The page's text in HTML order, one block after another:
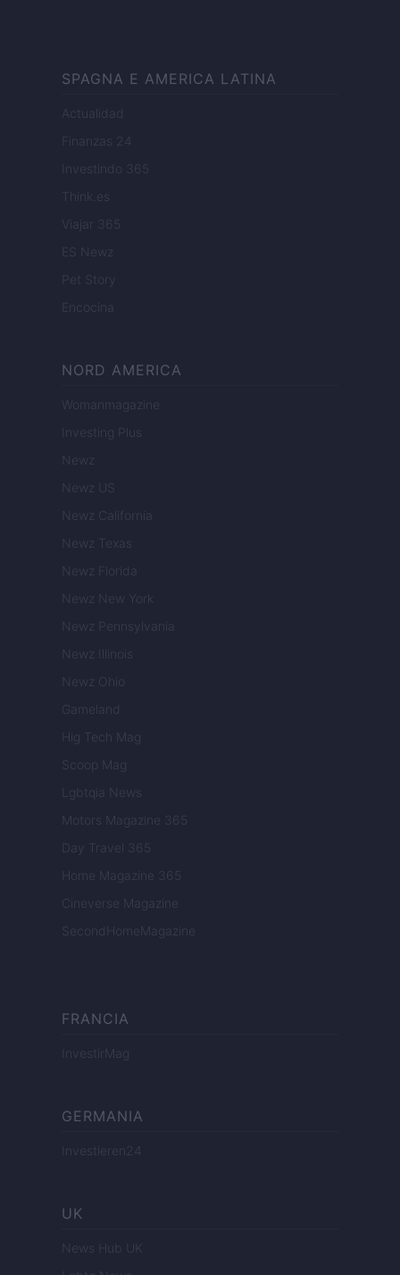
SPAGNA E AMERICA LATINA
Actualidad
Finanzas 24
Investindo 365
Think.es
Viajar 365
ES Newz
Pet Story
Encocina
NORD AMERICA
Womanmagazine
Investing Plus
Newz
Newz US
Newz California
Newz Texas
Newz Florida
Newz New York
Newz Pennsylvania
Newz Illinois
Newz Ohio
Gameland
Hig Tech Mag
Scoop Mag
Lgbtqia News
Motors Magazine 365
Day Travel 365
Home Magazine 365
Cineverse Magazine
SecondHomeMagazine
FRANCIA
InvestirMag
GERMANIA
Investieren24
UK
News Hub UK